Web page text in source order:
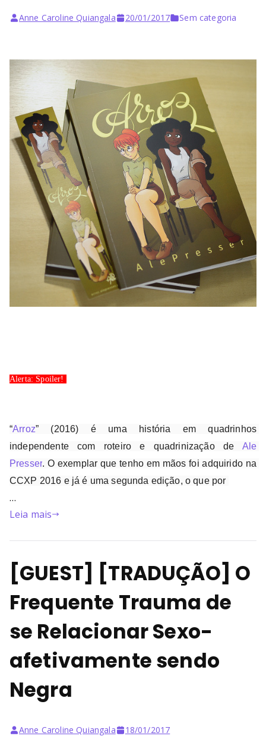
Anne Caroline Quiangala 20/01/2017 Sem categoria
Alerta: Spoiler!
“Arroz” (2016) é uma história em quadrinhos
independente com roteiro e quadrinização de Ale
Presser. O exemplar que tenho em mãos foi adquirido na
CCXP 2016 e já é uma segunda edição, o que por
…
Leia mais
[GUEST] [TRADUÇÃO] O
Frequente Trauma de
se Relacionar Sexo-
afetivamente sendo
Negra
Anne Caroline Quiangala
18/01/2017